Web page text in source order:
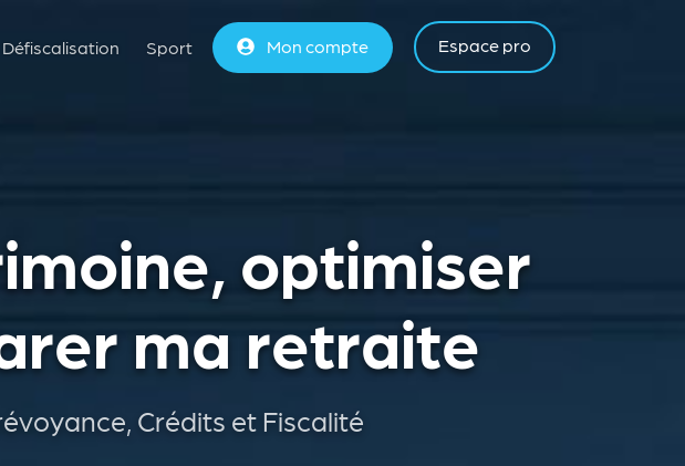
Défiscalisation Sport Mon compte Espace pro
optimiser
ma retraite
Crédits et Fiscalité